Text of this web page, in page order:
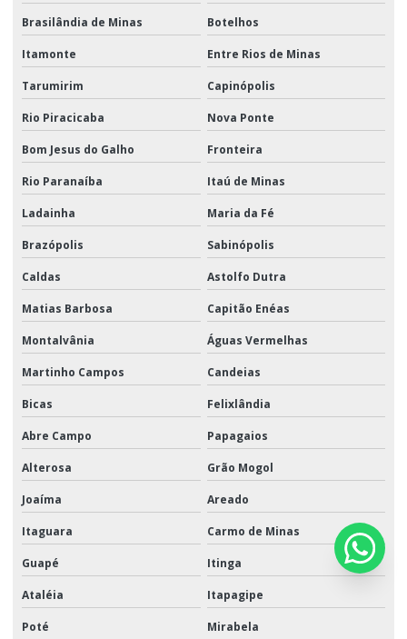
Brasilândia de Minas Botelhos
Itamonte Entre Rios de Minas
Tarumirim Capinópolis
Rio Piracicaba Nova Ponte
Bom Jesus do Galho Fronteira
Rio Paranaíba Itaú de Minas
Ladainha Maria da Fé
Brazópolis Sabinópolis
Caldas Astolfo Dutra
Matias Barbosa Capitão Enéas
Montalvânia Águas Vermelhas
Martinho Campos Candeias
Bicas Felixlândia
Abre Campo Papagaios
Alterosa Grão Mogol
Joaíma Areado
Itaguara Carmo de Minas
Guapé Itinga
Ataléia Itapagipe
Poté Mirabela